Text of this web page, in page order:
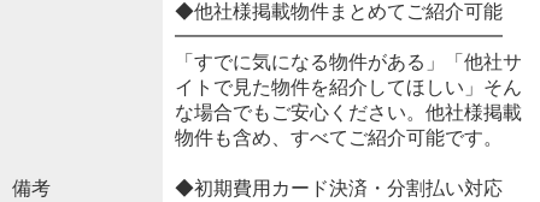
備考
◆他社様掲載物件まとめてご紹介可能
━━━━━━━━━━━━━━━━━
「すでに気になる物件がある」「他社サ
イトで見た物件を紹介してほしい」そん
な場合でもご安心ください。他社様掲載
物件も含め、すべてご紹介可能です。
◆初期費用カード決済・分割払い対応